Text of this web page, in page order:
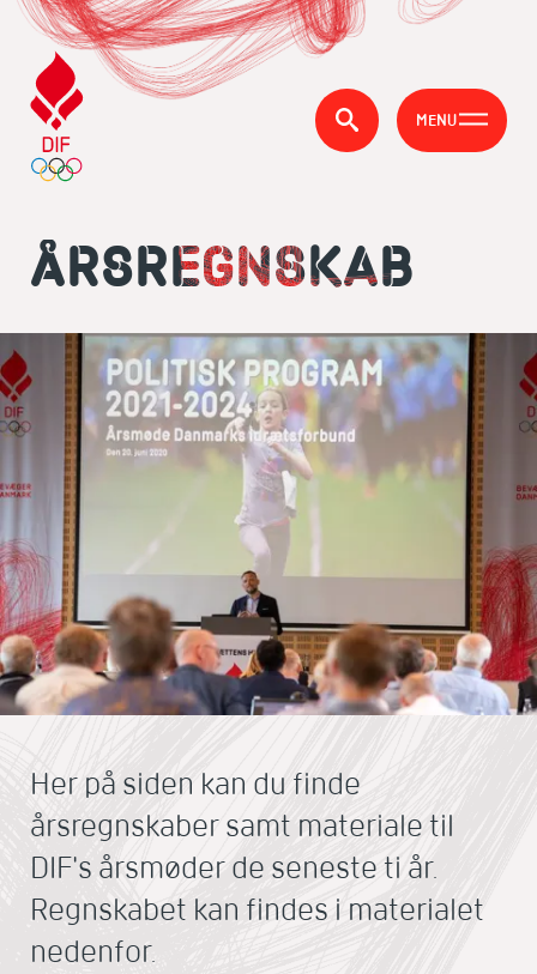
MENU
ÅRSREGNSKAB
Her på siden kan du finde
årsregnskaber samt materiale til
DIF's årsmøder de seneste ti år.
Regnskabet kan findes i materialet
nedenfor.